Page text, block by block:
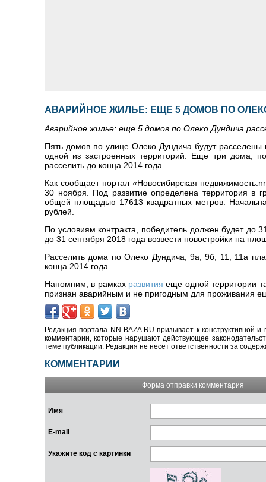
АВАРИЙНОЕ ЖИЛЬЕ: ЕЩЕ 5 ДОМОВ ПО
Аварийное жилье: еще 5 домов по Олеко Дундича
Пять домов по улице Олеко Дундича будут
одной из застроенных территорий. Еще три дома,
расселить до конца 2014 года.
Как сообщает портал «Новосибирская
30 ноября. Под развитие определена территория в
общей площадью 17613 квадратных метров.
рублей.
По условиям контракта, победитель должен будет до
до 31 сентября 2018 года возвести новостройки на
Расселить дома по Олеко Дундича, 9а, 9б, 11, 11а
конца 2014 года.
Напомним, в рамках развития еще одной территории
признан аварийным и не пригодным для проживания
Редакция портала NN-BAZA.RU призывает к конструктивной
комментарии, которые нарушают действующее
теме публикации. Редакция не несёт ответственности за
КОММЕНТАРИИ
Форма отправки комментария
Имя
E-mail
Укажите код с картинки